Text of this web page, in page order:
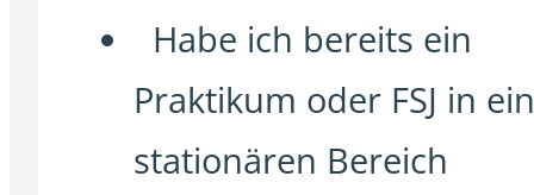
Habe ich bereits ein
Praktikum oder FSJ in
stationären Bereich